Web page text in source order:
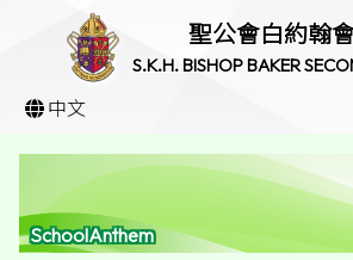
聖公會白約翰
S.K.H. BISHOP BAKER
中文
SchoolAnthem